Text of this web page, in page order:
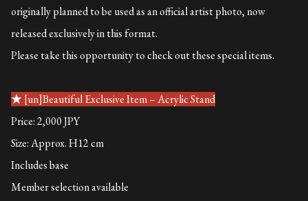
originally planned to be used as an official artist photo, now
released exclusively in this format.
Please take this opportunity to check out these special items.
★ [un]Beautiful Exclusive Item – Acrylic Stand
Price: 2,000 JPY
Size: Approx. H12 cm
Includes base
Member selection available